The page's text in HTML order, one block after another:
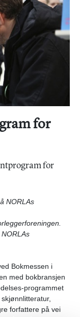
for
for
NORLAs
Bokmessen i
med bokbransjen
programmet
forfattere på vei